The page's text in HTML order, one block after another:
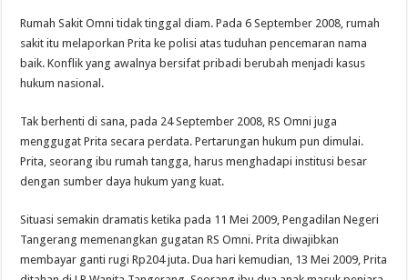
Rumah Sakit Omni tidak tinggal diam. Pada 6 September 2008, rumah
sakit itu melaporkan Prita ke polisi atas tuduhan pencemaran nama
baik. Konflik yang awalnya bersifat pribadi berubah menjadi kasus
hukum nasional.
Tak berhenti di sana, pada 24 September 2008, RS Omni juga
menggugat Prita secara perdata. Pertarungan hukum pun dimulai.
Prita, seorang ibu rumah tangga, harus menghadapi institusi besar
dengan sumber daya hukum yang kuat.
Situasi semakin dramatis ketika pada 11 Mei 2009, Pengadilan Negeri
Tangerang memenangkan gugatan RS Omni. Prita diwajibkan
membayar ganti rugi Rp204 juta. Dua hari kemudian, 13 Mei 2009, Prita